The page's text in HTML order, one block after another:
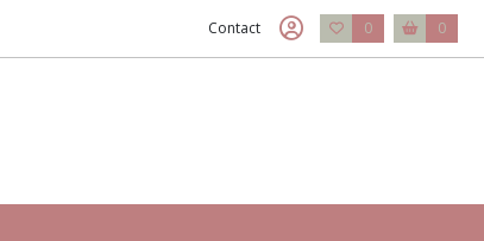
Contact 0 0